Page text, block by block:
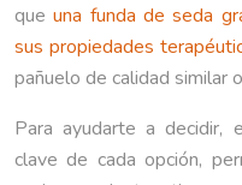
queuna funda de seda
sus propiedades
pañuelo de calidad similar
Para ayudarte a decidir,
clave de cada opción,